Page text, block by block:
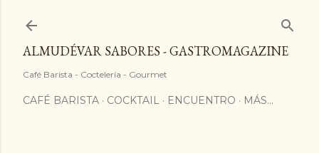
ALMUDÉVAR SABORES - GASTROMAGAZINE
Café Barista - Coctelería - Gourmet
CAFÉ BARISTA COCKTAIL ENCUENTRO MÁS…